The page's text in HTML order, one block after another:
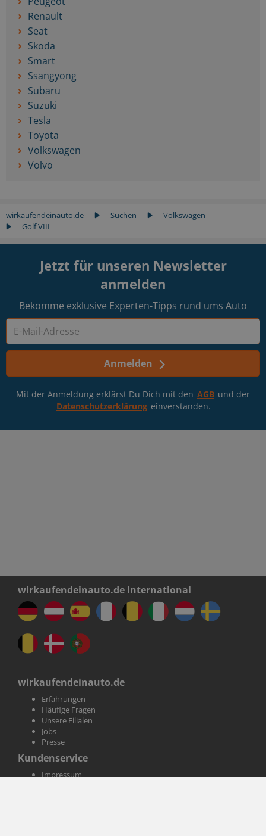
Renault
Seat
Skoda
Smart
Ssangyong
Subaru
Suzuki
Tesla
Toyota
Volkswagen
Volvo
wirkaufendeinauto.de Suchen
Volkswagen
Golf VIII
Jetzt für unseren Newsletter
anmelden
Bekomme exklusive Experten-Tipps rund ums Auto
Anmelden
Mit der Anmeldung erklärst Du Dich mit den AGB und der
Datenschutzerklärung einverstanden.
wirkaufendeinauto.de International
wirkaufendeinauto.de
Erfahrungen
Häufige Fragen
Unsere Filialen
Jobs
Presse
Kundenservice
Impressum